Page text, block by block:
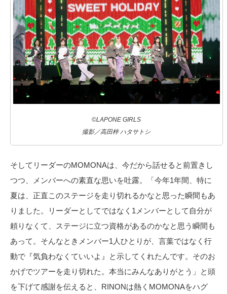
©LAPONE GIRLS
撮影／高田梓 ハタサトシ
そしてリーダーのMOMONAは、今だから話せると前置きし
つつ、メンバーへの素直な思いを吐露。「今年1年間、特に
夏は、正直このステージを走り切れるかなと思った瞬間もあ
りました。リーダーとしてではなく1メンバーとして自分が
頼りなくて、ステージに立つ資格があるのかなと思う瞬間も
あって。そんなときメンバー1人ひとりが、言葉ではなく行
動で『気負わなくていいよ』と示してくれたんです。そのお
かげでツアーを走り切れた。本当にみんなありがとう」と頭
を下げて感謝を伝えると、RINONは熱くMOMONAをハグ